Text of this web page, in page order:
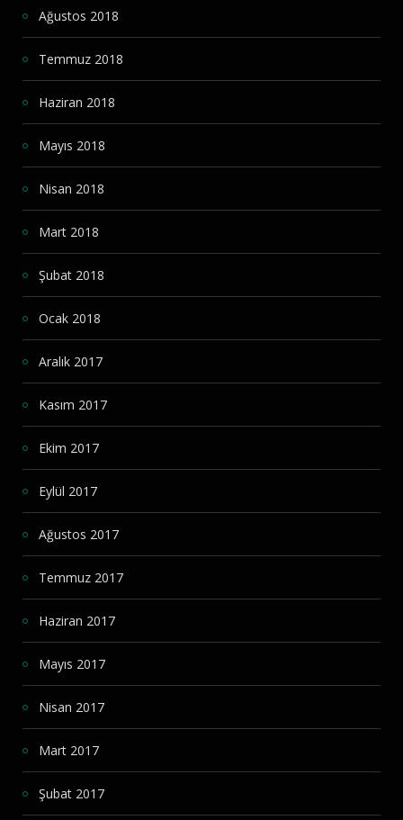
Ağustos 2018
Temmuz 2018
Haziran 2018
Mayıs 2018
Nisan 2018
Mart 2018
Şubat 2018
Ocak 2018
Aralık 2017
Kasım 2017
Ekim 2017
Eylül 2017
Ağustos 2017
Temmuz 2017
Haziran 2017
Mayıs 2017
Nisan 2017
Mart 2017
Şubat 2017